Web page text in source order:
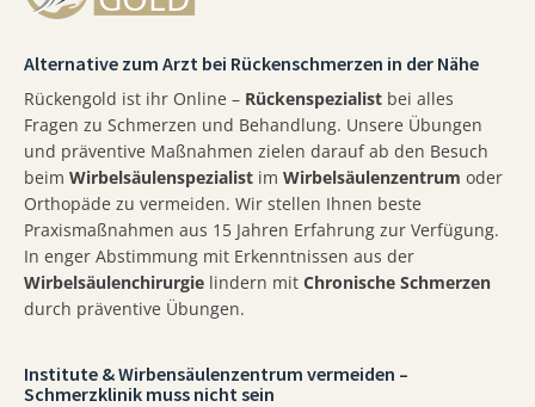
Alternative zum Arzt bei Rückenschmerzen in der Nähe
Rückengold ist ihr Online – Rückenspezialist bei alles
Fragen zu Schmerzen und Behandlung. Unsere Übungen
und präventive Maßnahmen zielen darauf ab den Besuch
beim Wirbelsäulenspezialist im Wirbelsäulenzentrum oder
Orthopäde zu vermeiden. Wir stellen Ihnen beste
Praxismaßnahmen aus 15 Jahren Erfahrung zur Verfügung.
In enger Abstimmung mit Erkenntnissen aus der
Wirbelsäulenchirurgie lindern mit Chronische Schmerzen
durch präventive Übungen.
Institute & Wirbensäulenzentrum vermeiden –
Schmerzklinik muss nicht sein